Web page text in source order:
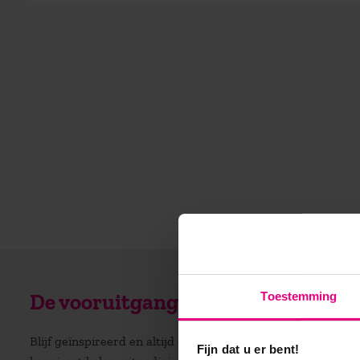
Toestemming
Fijn dat u er bent!
De vooruitgang voor zijn?
Blijf geïnspireerd en altijd op de hoogte! Ontvang